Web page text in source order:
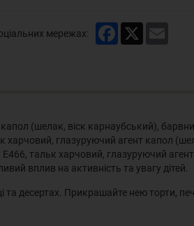
мережах: Facebook
(шелак, віск карнаубський),
глазуруючий агент капол
тальк харчовий, глазуруючий
вплив на активність та увагу дітей.
та десертах. Прикрашайте нею торти,